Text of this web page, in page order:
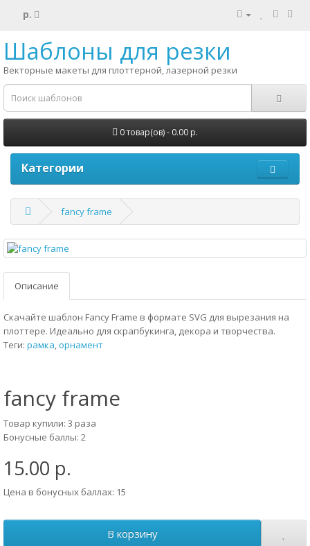
р.
Шаблоны для резки
Векторные макеты для плоттерной, лазерной резки
0 товар(ов) - 0.00 р.
Категории
fancy frame
Описание
Скачайте шаблон Fancy Frame в формате SVG для вырезания на
плоттере. Идеально для скрапбукинга, декора и творчества.
Теги: рамка,орнамент
fancy frame
Товар купили: 3 раза
Бонусные баллы: 2
15.00 р.
Цена в бонусных баллах: 15
В корзину